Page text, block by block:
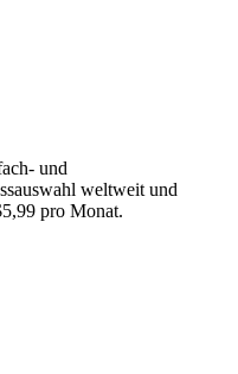
und
weltweit und
pro Monat.